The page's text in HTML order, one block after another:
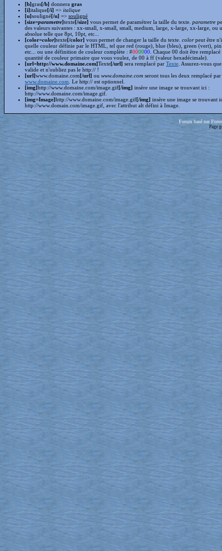
[b]gras[/b] donnera gras
[i]italique[/i] => italique
[u]souligné[/u] => souligné
[size=parametre]texte[/size] vous permet de paramétrer la taille du texte. parametre
des valeurs suivantes : xx-small, x-small, small, medium, large, x-large, xx-large, ou
absolue telle que 8pt, 10pt, etc...
[color=color]texte[/color] vous permet de changer la taille du texte. colorpeut être
quelle couleur définie par le HTML, tel que red (rouge), blue (bleu), green (vert),
etc... ou une définition de couleur complète : #000000 . Chaque 00 doit être
quantité de couleur primaire que vous voulez, de 00 à ff (valeur hexadécimale).
[url=http://www.domaine.com]Texte[/url] sera remplacé par Texte . Assurez-vous
valide et n'oubliez pas le http:// !
[url]www.domaine.com[/url] ou www.domaine.com seront tous les deux remplacé par
www.domaine.com . Le http:// est optionnel.
[img]http://www.domaine.com/image.gif[/img] insère une image se trouvant ici :
http://www.domaine.com/image.gif.
[img=Image]http://www.domaine.com/image.gif[/img] insère une image se trouvant
http://www.domain.com/image.gif, avec l'attribut alt défini à Image.
Forum basé sur
Page